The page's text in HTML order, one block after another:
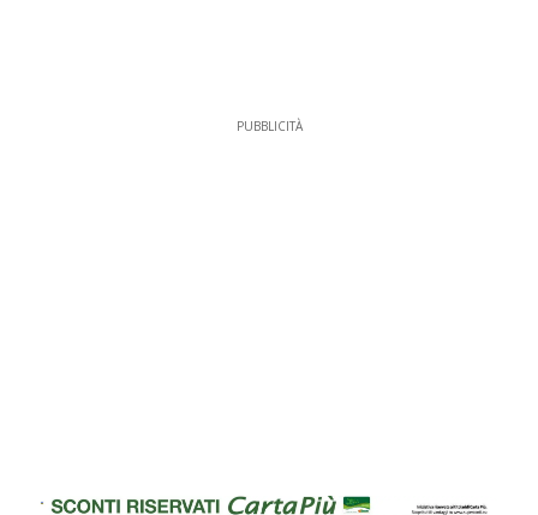
PUBBLICITÀ